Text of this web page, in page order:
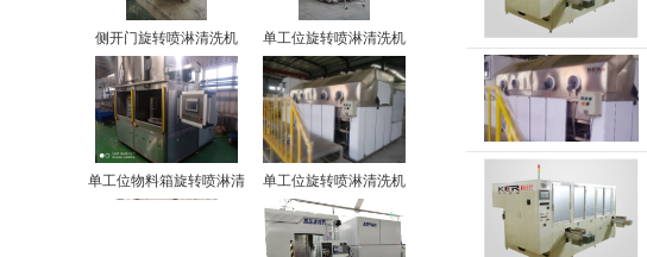
侧开门旋转喷淋清洗机 单工位旋转喷淋清洗机
单工位物料箱旋转喷淋清 单工位旋转喷淋清洗机
（自动压力清洗机）